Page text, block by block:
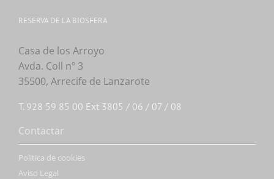
RESERVA DE LA BIOSFERA
Casa de los Arroyo
Avda. Coll nº 3
35500, Arrecife de Lanzarote
T. 928 59 85 00 Ext 3805 / 06 / 07 / 08
Contactar
Politica de cookies
Aviso Legal